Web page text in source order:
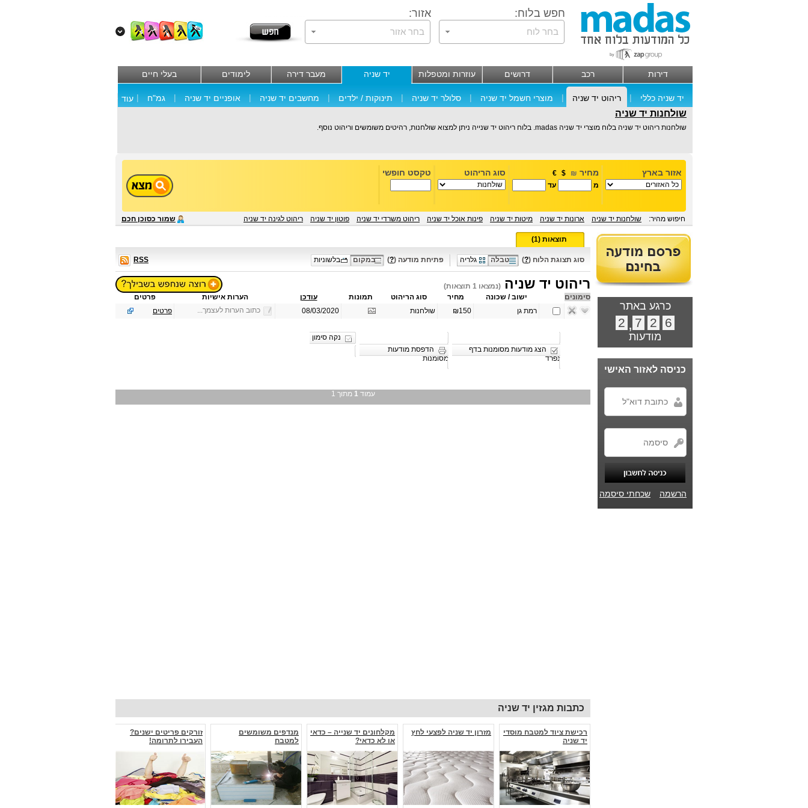
חפש בלוח: אזור:
בחר לוח בחר אזור
דירות רכב דרושים עוזרות ומטפלות יד שניה מעבר דירה לימודים בעלי חיים
יד שניה כללי | ריהוט יד שניה | מוצרי חשמל יד שניה | סלולר יד שניה | תינוקות / ילדים | מחשבים יד שניה | אופניים יד שניה | גמ"ח | עוד
שולחנות יד שניה
שולחנות ריהוט יד שניה בלוח מוצרי יד שניה madas. בלוח ריהוט יד שנייה ניתן למצוא שולחנות, רהיטים משומשים וריהוט נוסף.
אזור בארץ מחיר ₪
$
€
מ
עד
סוג הריהוט טקסט חופשי
חיפוש מהיר: שולחנות יד שניה ארונות יד שניה מיטות יד שניה פינות אוכל יד שניה ריהוט משרדי יד שניה פוטון יד שניה ריהוט לגינה יד שניה שמור כסוכן חכם
כרגע באתר
6
2
7
,
2
מודעות
כניסה לאזור האישי
הרשמה שכחתי סיסמה
תוצאות (1)
סוג תצוגת הלוח (?
) טבלה גלריה פתיחת מודעה (?
) במקום בלשוניות RSS
ריהוט יד שניה (נמצאו 1 תוצאות)
סימונים
ישוב / שכונה מחיר סוג הריהוט תמונות עודכן הערות אישיות
פרטים
רמת גן
₪150 שולחנות 08/03/2020 כתוב הערות לעצמך... פרטים
הצג מודעות מסומנות בדף
נפרד
הדפסת מודעות
מסומנות
נקה סימון
עמוד1 מתוך 1
כתבות מגזין יד שניה
רכישת ציוד למטבח מוסדי
יד שניה
מזרון יד שניה לפצעי לחץ
מקלחונים יד שנייה – כדאי
או לא כדאי?
מנדפים משומשים
למטבח
זורקים פריטים ישנים?
העבירו לתרומה!